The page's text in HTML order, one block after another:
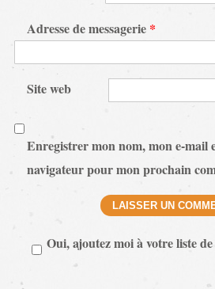
Adresse de messagerie *
Site web
Enregistrer mon nom, mon e-mail
navigateur pour mon prochain
Oui, ajoutez moi à votre liste